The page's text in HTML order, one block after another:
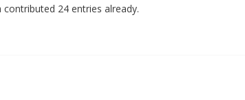
contributed 24 entries already.